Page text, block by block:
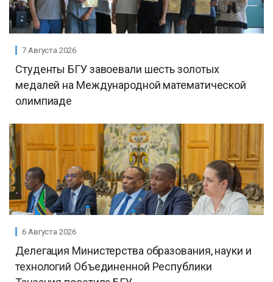
7 Августа 2026
Студенты БГУ завоевали шесть золотых
медалей на Международной математической
олимпиаде
6 Августа 2026
Делегация Министерства образования, науки и
технологий Объединенной Республики